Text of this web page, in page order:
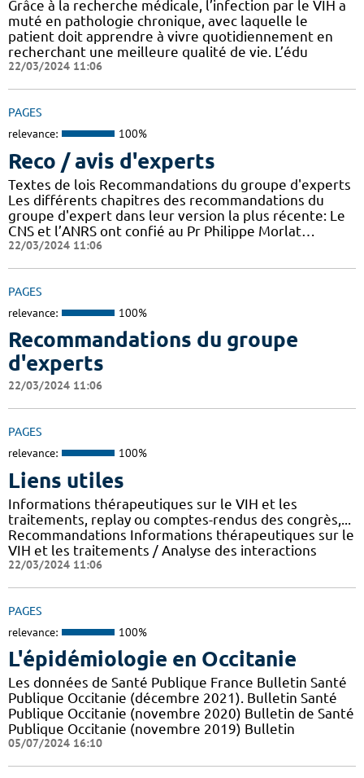
Grâce à la recherche médicale, l’infection par le VIH a
muté en pathologie chronique, avec laquelle le
patient doit apprendre à vivre quotidiennement en
recherchant une meilleure qualité de vie. L’édu
22/03/2024 11:06
PAGES
relevance: 100%
Reco / avis d'experts
Textes de lois Recommandations du groupe d'experts
Les différents chapitres des recommandations du
groupe d'expert dans leur version la plus récente: Le
CNS et l’ANRS ont confié au Pr Philippe Morlat…
22/03/2024 11:06
PAGES
relevance: 100%
Recommandations du groupe
d'experts
22/03/2024 11:06
PAGES
relevance: 100%
Liens utiles
Informations thérapeutiques sur le VIH et les
traitements, replay ou comptes-rendus des congrès,...
Recommandations Informations thérapeutiques sur le
VIH et les traitements / Analyse des interactions
22/03/2024 11:06
PAGES
relevance: 100%
L'épidémiologie en Occitanie
Les données de Santé Publique France Bulletin Santé
Publique Occitanie (décembre 2021). Bulletin Santé
Publique Occitanie (novembre 2020) Bulletin de Santé
Publique Occitanie (novembre 2019) Bulletin
05/07/2024 16:10